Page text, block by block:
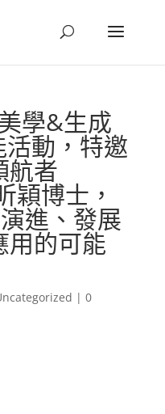
學&生成
動，特邀
航者
穎博士，
進、發展
用的可能
| 0